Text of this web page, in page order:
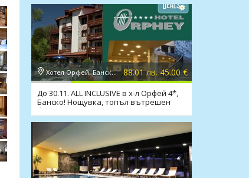
Хотел Орфей, Банско 4*, Банско 88.01 лв. 45.00 €
До 30.11. ALL INCLUSIVE в х-л Орфей 4*,
Банско! Нощувка, топъл вътрешен
басейн, СПА